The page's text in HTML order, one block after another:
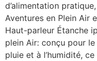
d’alimentation
Aventures en Plein Air
Haut-parleur Étanche
plein Air: conçu pour
pluie et à l’humidité,